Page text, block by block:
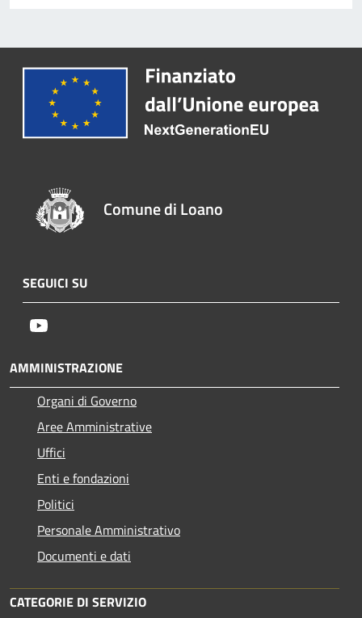
Comune di Loano
SEGUICI SU
AMMINISTRAZIONE
Organi di Governo
Aree Amministrative
Uffici
Enti e fondazioni
Politici
Personale Amministrativo
Documenti e dati
CATEGORIE DI SERVIZIO